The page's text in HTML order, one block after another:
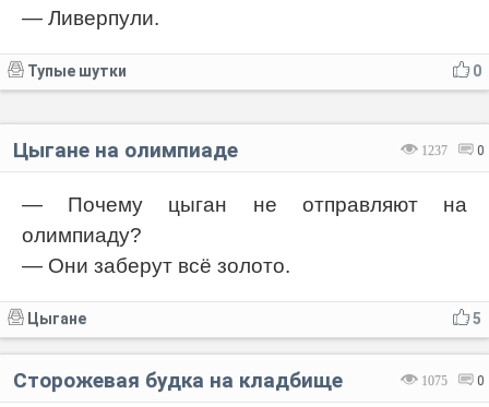
— Ливерпули.
0
Тупые шутки
1237 0
Цыгане на олимпиаде
— Почему цыган не отправляют на
олимпиаду?
— Они заберут всё золото.
5
Цыгане
1075 0
Сторожевая будка на кладбище